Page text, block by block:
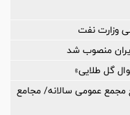
وزارت نفت
منصوب شد
گل طلایی»
مجمع عمومی سالانه/ مجامع